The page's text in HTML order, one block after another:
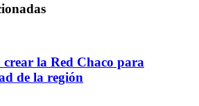
la Red Chaco para
de la región